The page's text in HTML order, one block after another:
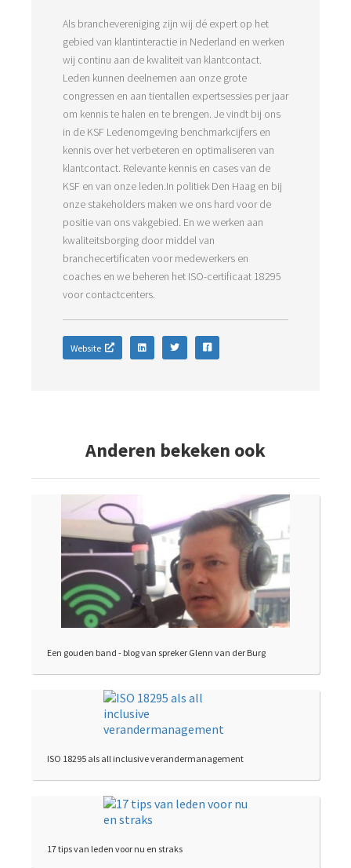
Als branchevereniging zijn wij dé expert op het
gebied van klantinteractie in Nederland en werken
wij continu aan de kwaliteit van klantcontact.
Leden kunnen deelnemen aan onze grote
congressen en aan tientallen expertsessies per jaar
om kennis te halen en te brengen. Je vindt bij ons
in de KSF Ledenomgeving benchmarkcijfers en
kennis over het verbeteren en optimaliseren van
klantcontact. Relevante kennis en cases van de
KSF en van onze leden.In politiek Den Haag en bij
onze stakeholders maken we ons hard voor de
positie van ons vakgebied. En we werken aan
kwaliteitsborging door middel van
branchecertificaten voor medewerkers en
coaches en we beheren het ISO-certificaat 18295
voor contactcenters.
Website
Anderen bekeken ook
Een gouden band - blog van spreker Glenn van der Burg
ISO 18295 als all inclusive verandermanagement
17 tips van leden voor nu en straks